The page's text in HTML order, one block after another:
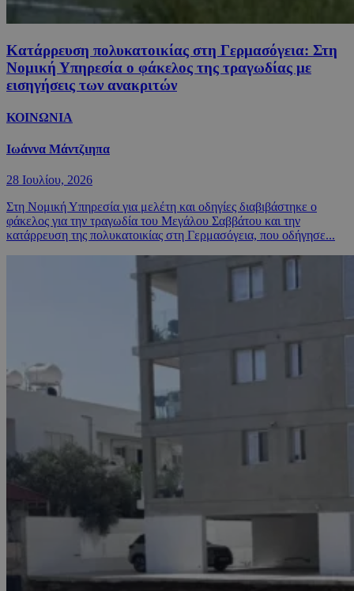
Κατάρρευση πολυκατοικίας στη Γερμασόγεια: Στη
Νομική Υπηρεσία ο φάκελος της τραγωδίας με
εισηγήσεις των ανακριτών
ΚΟΙΝΩΝΙΑ
Ιωάννα Μάντζιηπα
28 Ιουλίου, 2026
Στη Νομική Υπηρεσία για μελέτη και οδηγίες διαβιβάστηκε ο
φάκελος για την τραγωδία του Μεγάλου Σαββάτου και την
κατάρρευση της πολυκατοικίας στη Γερμασόγεια, που οδήγησε...